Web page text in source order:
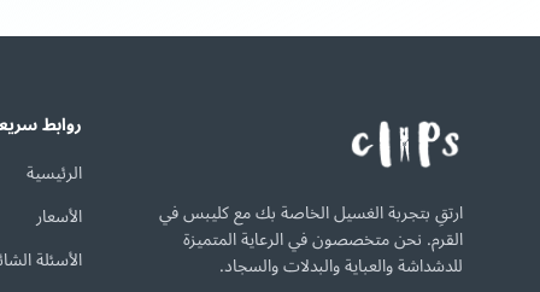
ارتقِ بتجربة الغسيل الخاصة بك مع كليبس في
القرم. نحن متخصصون في الرعاية المتميزة
للدشداشة والعباية والبدلات والسجاد.
روابط
الرئيسية
الأسعار
الأسئلة